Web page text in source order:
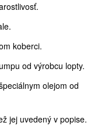
koberci.
od výrobcu lopty.
olejom od
jej uvedený v popise.